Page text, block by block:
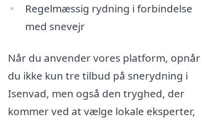
Regelmæssig rydning i forbindelse
med snevejr
Når du anvender vores platform, opnår
du ikke kun tre tilbud på snerydning i
Isenvad, men også den tryghed, der
kommer ved at vælge lokale eksperter,